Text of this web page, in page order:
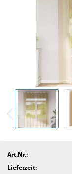
Art.Nr.:
Lieferzeit: